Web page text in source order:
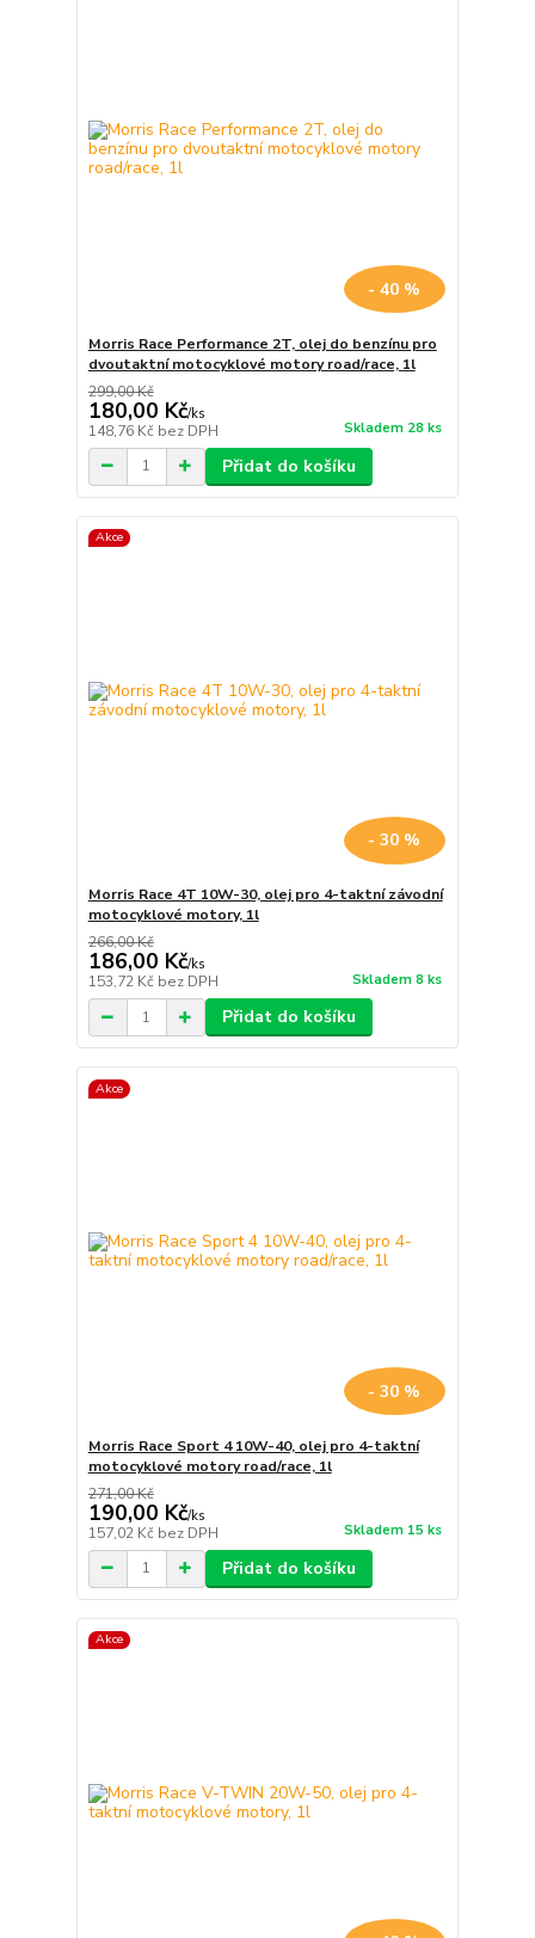
- 40 %
Morris Race Performance 2T, olej do benzínu pro
dvoutaktní motocyklové motory road/race, 1l
299,00 Kč
180,00 Kč/ks
148,76 Kč bez DPH Skladem 28 ks
Přidat do košíku
Akce
- 30 %
Morris Race 4T 10W-30, olej pro 4-taktní závodní
motocyklové motory, 1l
266,00 Kč
186,00 Kč/ks
153,72 Kč bez DPH Skladem 8 ks
Přidat do košíku
Akce
- 30 %
Morris Race Sport 4 10W-40, olej pro 4-taktní
motocyklové motory road/race, 1l
271,00 Kč
190,00 Kč/ks
157,02 Kč bez DPH Skladem 15 ks
Přidat do košíku
Akce